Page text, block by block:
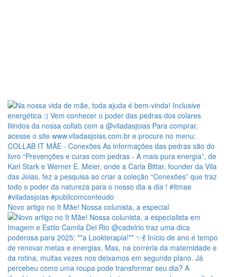
Novo artigo no It Mãe! Nossa colunista, a especial